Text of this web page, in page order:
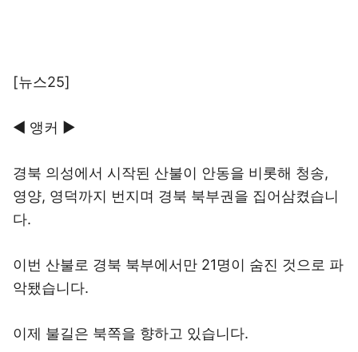
[뉴스25]
◀ 앵커 ▶
경북 의성에서 시작된 산불이 안동을 비롯해 청송,
영양, 영덕까지 번지며 경북 북부권을 집어삼켰습니
다.
이번 산불로 경북 북부에서만 21명이 숨진 것으로 파
악됐습니다.
이제 불길은 북쪽을 향하고 있습니다.